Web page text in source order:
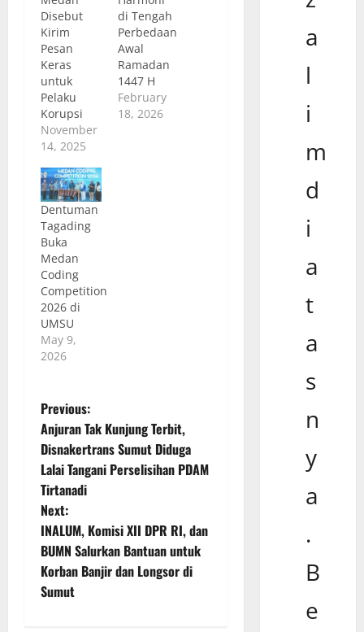
Disebut
Kirim
Pesan
Keras
untuk
Pelaku
Korupsi
November
14, 2025
di Tengah
Perbedaan
Awal
Ramadan
1447 H
February
18, 2026
Dentuman
Tagading
Buka
Medan
Coding
Competition
2026 di
UMSU
May 9,
2026
P
o
s
t
n
a
Previous:
Anjuran Tak Kunjung Terbit,
Disnakertrans Sumut Diduga
Lalai Tangani Perselisihan PDAM
Tirtanadi
Next:
INALUM, Komisi XII DPR RI, dan
BUMN Salurkan Bantuan untuk
Korban Banjir dan Longsor di
Sumut
a
l
i
m
d
i
a
t
a
s
n
y
a
.
B
e